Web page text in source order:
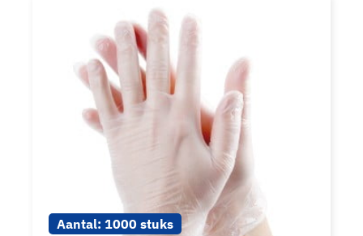
Aantal: 1000 stuks